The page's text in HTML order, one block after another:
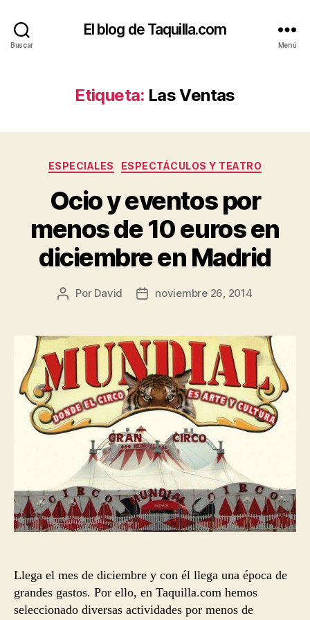
Buscar
El blog de Taquilla.com
Menú
Etiqueta: Las Ventas
Categorías
ESPECIALES ESPECTÁCULOS Y TEATRO
Ocio y eventos por
menos de 10 euros en
diciembre en Madrid
Autor
entrada
Por David
Fecha
entrada
noviembre 26, 2014
Llega el mes de diciembre y con él llega una época de
grandes gastos. Por ello, en Taquilla.com hemos
seleccionado diversas actividades por menos de